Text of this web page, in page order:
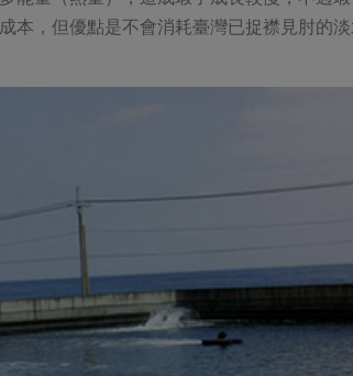
本，但優點是不會消耗臺灣已捉襟見肘的